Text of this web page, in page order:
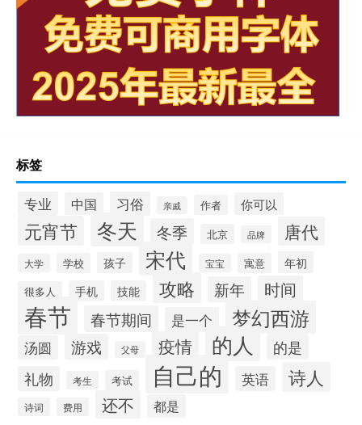
标签
专业 中国 习俗 亲戚 作者 你可以
元宵节 冬天 冬季 北京 品牌 唐代
大学 学校 孩子 宋代 宝宝 寓意 年初
很多人 手机 技能 攻略 新年 时间
春节 春节期间 是一个 梦幻西游
汤圆 游戏 父母 疫情 的人 的是
礼物 考生 考试 自己的 英语 诗人
诗词 费用 还不 都是